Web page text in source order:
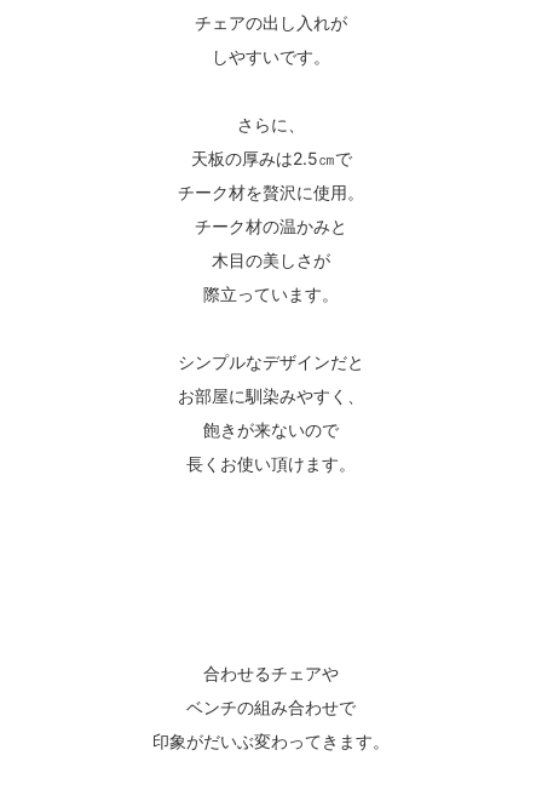
チェアの出し入れが
しやすいです。
さらに、
天板の厚みは2.5㎝で
チーク材を贅沢に使用。
チーク材の温かみと
木目の美しさが
際立っています。
シンプルなデザインだと
お部屋に馴染みやすく、
飽きが来ないので
長くお使い頂けます。
合わせるチェアや
ベンチの組み合わせで
印象がだいぶ変わってきます。